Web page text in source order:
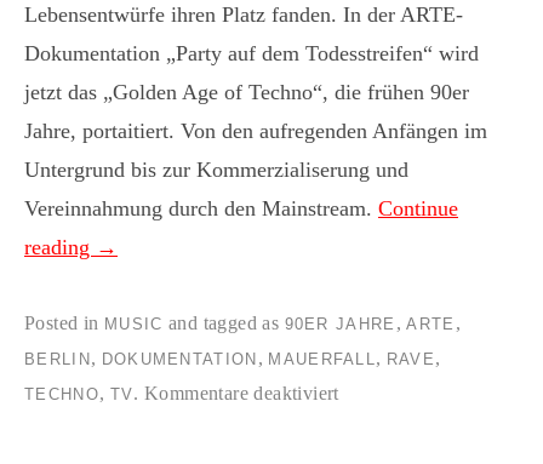
Lebensentwürfe ihren Platz fanden. In der ARTE-
Dokumentation „Party auf dem Todesstreifen“ wird
jetzt das „Golden Age of Techno“, die frühen 90er
Jahre, portaitiert. Von den aufregenden Anfängen im
Untergrund bis zur Kommerzialiserung und
Vereinnahmung durch den Mainstream. Continue
reading →
Posted in MUSIC and tagged as 90ER JAHRE ,ARTE ,
BERLIN , DOKUMENTATION , MAUERFALL, RAVE ,
TECHNO, TV.Kommentare deaktiviertfür